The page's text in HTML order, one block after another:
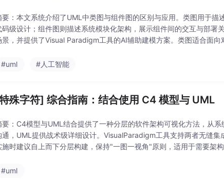
要：本文系统介绍了UML中类图与组件图的区别与应用。类图用于
码级设计；组件图则描述系统模块化架构，展示组件间的交互与部署
景，并提供了Visual Paradigm工具的AI辅助建模方案。类图适合面
#uml
#人工智能
殊字符]️ 综合指南：结合使用 C4 模型与 UML
要：C4模型与UML结合提供了一种分层的软件架构可视化方法，从
通，UML提供战术级详细设计。VisualParadigm工具支持两者无缝集
施时建议自上而下分层构建，保持"一图一视角"原则，适用于需要架
#uml